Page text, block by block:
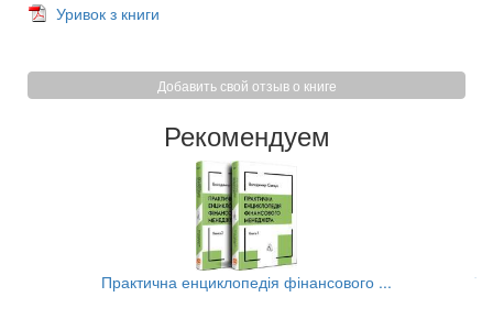
Уривок з книги
Добавить свой отзыв о книге
Рекомендуем
Практична енциклопедія фінансового ...